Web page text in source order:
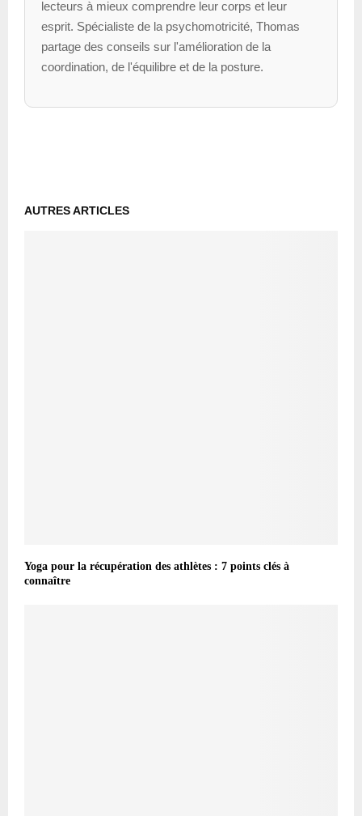
lecteurs à mieux comprendre leur corps et leur
esprit. Spécialiste de la psychomotricité, Thomas
partage des conseils sur l'amélioration de la
coordination, de l'équilibre et de la posture.
AUTRES ARTICLES
Yoga pour la récupération des athlètes : 7 points clés à
connaître